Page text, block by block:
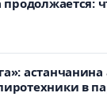
астанчанина
в